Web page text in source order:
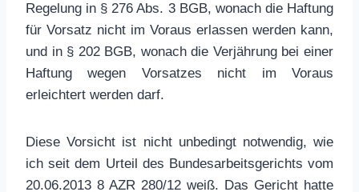
Regelung in § 276 Abs. 3 BGB, wonach die Haftung
für Vorsatz nicht im Voraus erlassen werden kann,
und in § 202 BGB, wonach die Verjährung bei einer
Haftung wegen Vorsatzes nicht im Voraus
erleichtert werden darf.
Diese Vorsicht ist nicht unbedingt notwendig, wie
ich seit dem Urteil des Bundesarbeitsgerichts vom
20.06.2013 8 AZR 280/12 weiß. Das Gericht hatte